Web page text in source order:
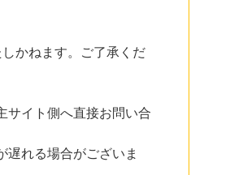
かねます。ご了承くだ
サイト側へ直接お問い合
れる場合がございま